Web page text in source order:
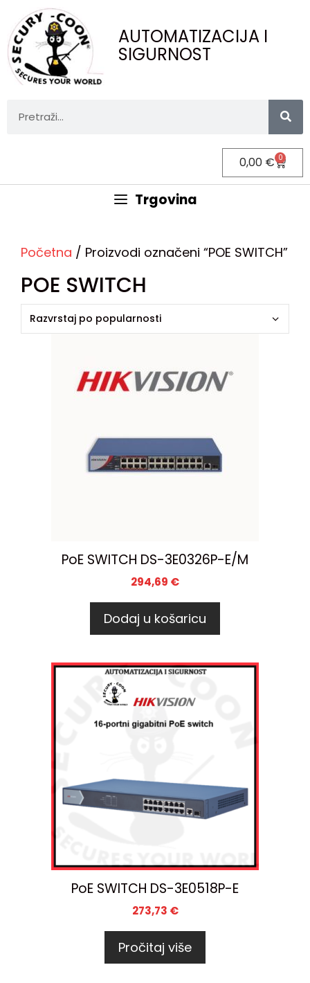
AUTOMATIZACIJA I
SIGURNOST
0,00 € 0
Trgovina
Početna / Proizvodi označeni “POE SWITCH”
POE SWITCH
PoE SWITCH DS-3E0326P-E/M
294,69 €
Dodaj u košaricu
PoE SWITCH DS-3E0518P-E
273,73 €
Pročitaj više